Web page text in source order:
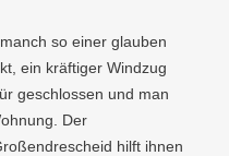
so einer glauben
ein kräftiger Windzug
geschlossen und man
Der
hilft ihnen